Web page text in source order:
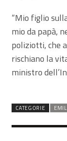
“Mio figlio
mio da papà,
poliziotti, che
rischiano la
ministro
CATEGORIE